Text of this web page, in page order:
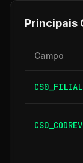
Principais
Campo
CS0_FILIAL
CS0_CODREV